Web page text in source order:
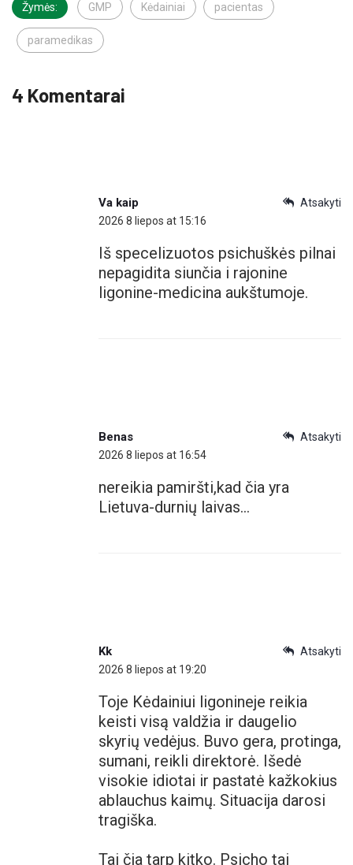
Žymės: GMP Kėdainiai pacientas
paramedikas
4 Komentarai
Atsakyti
Va kaip
2026 8 liepos at 15:16
Iš specelizuotos psichuškės pilnai
nepagidita siunčia i rajonine
ligonine-medicina aukštumoje.
Atsakyti
Benas
2026 8 liepos at 16:54
nereikia pamiršti,kad čia yra
Lietuva-durnių laivas…
Atsakyti
Kk
2026 8 liepos at 19:20
Toje Kėdainiui ligonineje reikia
keisti visą valdžia ir daugelio
skyrių vedėjus. Buvo gera, protinga,
sumani, reikli direktorė. Išedė
visokie idiotai ir pastatė kažkokius
ablauchus kaimų. Situacija darosi
tragiška.
Tai čia tarp kitko. Psicho tai